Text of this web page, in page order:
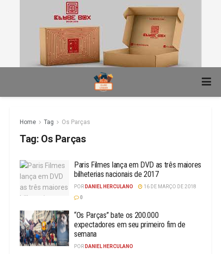
Home Tag Os Parças
Tag: Os Parças
Paris Filmes lança em DVD as três maiores
bilheterias nacionais de 2017
POR DANIEL HERCULANO
16 DE MARÇO DE 2018
0
“Os Parças” bate os 200.000
expectadores em seu primeiro fim de
semana
POR DANIEL HERCULANO